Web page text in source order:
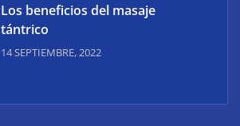
Los beneficios del masaje
tántrico
14 SEPTIEMBRE, 2022